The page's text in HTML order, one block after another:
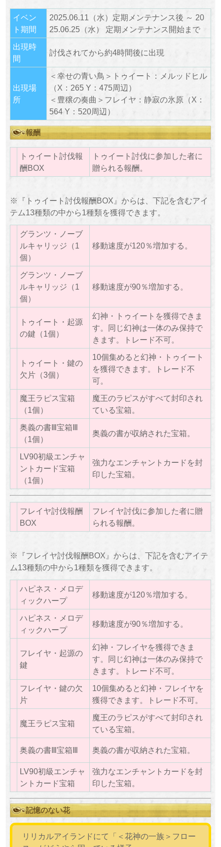
イベン
ト期間
2025.06.11（水）定期メンテナンス後 ～ 20
25.06.25（水） 定期メンテナンス開始まで
出現時
間
討伐されてから約4時間後に出現
出現場
所
＜幸せの青い鳥＞トゥイート：メルッドヒル
（X：265 Y：475周辺）
＜豊穣の奏曲＞フレイヤ：静寂の氷原（X：
564 Y：520周辺）
報酬
トゥイート討伐報
酬BOX
トゥイート討伐に参加した者に
贈られる報酬。
※『トゥイート討伐報酬BOX』からは、下記を含むアイ
テム13種類の中から1種類を獲得できます。
グランツ・ノーブ
ルキャリッジ（1
個）
移動速度が120％増加する。
グランツ・ノーブ
ルキャリッジ（1
個）
移動速度が90％増加する。
トゥイート・起源
の鍵（1個）
幻神・トゥイートを獲得できま
す。同じ幻神は一体のみ保持で
きます。トレード不可。
トゥイート・鍵の
欠片（3個）
10個集めると幻神・トゥイート
を獲得できます。トレード不
可。
魔王ラピス宝箱
（1個）
魔王のラピスがすべて封印され
ている宝箱。
奥義の書Ⅲ宝箱Ⅲ
（1個）
奥義の書が収納された宝箱。
LV90初級エンチャ
ントカード宝箱
（1個）
強力なエンチャントカードを封
印した宝箱。
フレイヤ討伐報酬
BOX
フレイヤ討伐に参加した者に贈
られる報酬。
※『フレイヤ討伐報酬BOX』からは、下記を含むアイテ
ム13種類の中から1種類を獲得できます。
ハピネス・メロデ
ィックハープ
移動速度が120％増加する。
ハピネス・メロデ
ィックハープ
移動速度が90％増加する。
フレイヤ・起源の
鍵
幻神・フレイヤを獲得できま
す。同じ幻神は一体のみ保持で
きます。トレード不可。
フレイヤ・鍵の欠
片
10個集めると幻神・フレイヤを
獲得できます。トレード不可。
魔王ラピス宝箱
魔王のラピスがすべて封印され
ている宝箱。
奥義の書Ⅲ宝箱Ⅲ 奥義の書が収納された宝箱。
LV90初級エンチャ
ントカード宝箱
強力なエンチャントカードを封
印した宝箱。
記憶のない花
リリカルアイランドにて「＜花神の一族＞フロー